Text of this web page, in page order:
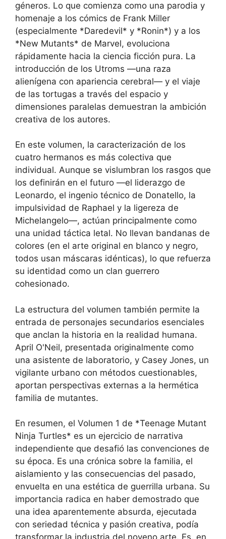
géneros. Lo que comienza como una parodia y
homenaje a los cómics de Frank Miller
(especialmente *Daredevil* y *Ronin*) y a los
*New Mutants* de Marvel, evoluciona
rápidamente hacia la ciencia ficción pura. La
introducción de los Utroms —una raza
alienígena con apariencia cerebral— y el viaje
de las tortugas a través del espacio y
dimensiones paralelas demuestran la ambición
creativa de los autores.
En este volumen, la caracterización de los
cuatro hermanos es más colectiva que
individual. Aunque se vislumbran los rasgos que
los definirán en el futuro —el liderazgo de
Leonardo, el ingenio técnico de Donatello, la
impulsividad de Raphael y la ligereza de
Michelangelo—, actúan principalmente como
una unidad táctica letal. No llevan bandanas de
colores (en el arte original en blanco y negro,
todos usan máscaras idénticas), lo que refuerza
su identidad como un clan guerrero
cohesionado.
La estructura del volumen también permite la
entrada de personajes secundarios esenciales
que anclan la historia en la realidad humana.
April O'Neil, presentada originalmente como
una asistente de laboratorio, y Casey Jones, un
vigilante urbano con métodos cuestionables,
aportan perspectivas externas a la hermética
familia de mutantes.
En resumen, el Volumen 1 de *Teenage Mutant
Ninja Turtles* es un ejercicio de narrativa
independiente que desafió las convenciones de
su época. Es una crónica sobre la familia, el
aislamiento y las consecuencias del pasado,
envuelta en una estética de guerrilla urbana. Su
importancia radica en haber demostrado que
una idea aparentemente absurda, ejecutada
con seriedad técnica y pasión creativa, podía
transformar la industria del noveno arte. Es, en